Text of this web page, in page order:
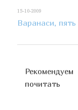
15-10-2009
Варанаси,
Рекомендуем
почитать